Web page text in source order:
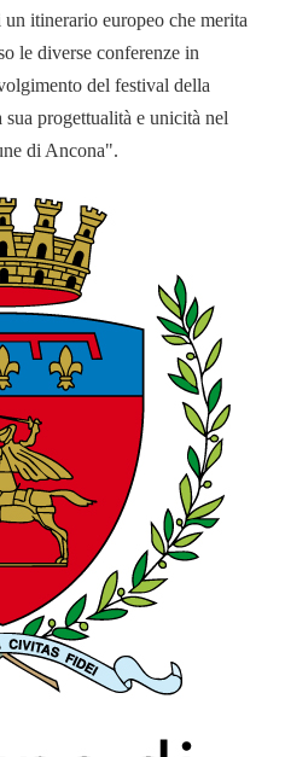
itinerario europeo che merita
le diverse conferenze in
del festival della
progettualità e unicità nel
di Ancona".